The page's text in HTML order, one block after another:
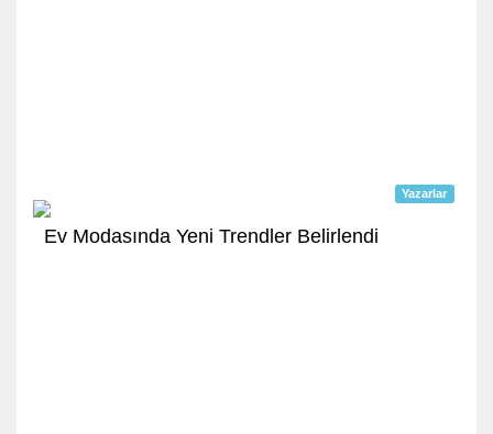
Yazarlar
Ev Modasında Yeni Trendler Belirlendi